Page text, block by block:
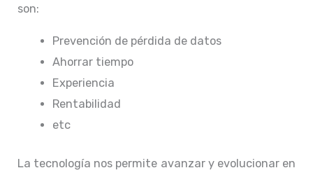
son:
Prevención de pérdida de datos
Ahorrar tiempo
Experiencia
Rentabilidad
etc
La tecnología nos permite avanzar y evolucionar en